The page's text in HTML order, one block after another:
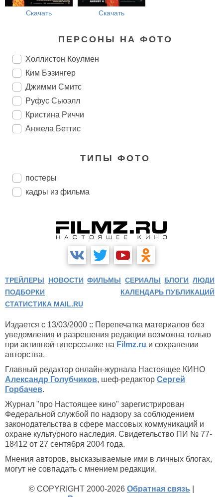
Скачать Скачать
ПЕРСОНЫ НА ФОТО
Холлистон Коулмен
Ким Бэзингер
Джимми Смитс
Руфус Сьюэлл
Кристина Риччи
Анжела Беттис
ТИПЫ ФОТО
постеры
кадры из фильма
ТРЕЙЛЕРЫ НОВОСТИ ФИЛЬМЫ СЕРИАЛЫ БЛОГИ ЛЮДИ
ПОДБОРКИ
КАЛЕНДАРЬ ПУБЛИКАЦИЙ
СТАТИСТИКА MAIL.RU
Издается с 13/03/2000 :: Перепечатка материалов без
уведомления и разрешения редакции возможна только
при активной гиперссылке на Filmz.ru и сохранении
авторства.
Главный редактор онлайн-журнала Настоящее КИНО
Александр Голубчиков, шеф-редактор Сергей
Горбачев.
Журнал "про Настоящее кино" зарегистрирован
Федеральной службой по надзору за соблюдением
законодательства в сфере массовых коммуникаций и
охране культурного наследия. Свидетельство ПИ № 77-
18412 от 27 сентября 2004 года.
Мнения авторов, высказываемые ими в личных блогах,
могут не совпадать с мнением редакции.
© COPYRIGHT 2000-2026 Обратная связь